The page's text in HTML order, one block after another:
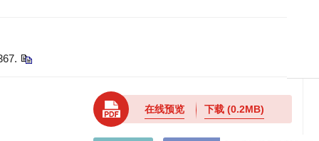
在线预览 下载(0.2MB)